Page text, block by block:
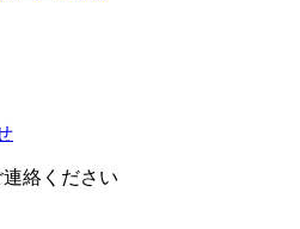
絡ください